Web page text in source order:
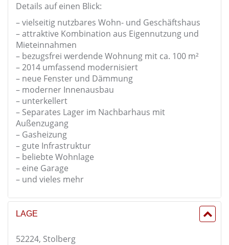
Details auf einen Blick:
– vielseitig nutzbares Wohn- und Geschäftshaus
– attraktive Kombination aus Eigennutzung und
Mieteinnahmen
– bezugsfrei werdende Wohnung mit ca. 100 m²
– 2014 umfassend modernisiert
– neue Fenster und Dämmung
– moderner Innenausbau
– unterkellert
– Separates Lager im Nachbarhaus mit
Außenzugang
– Gasheizung
– gute Infrastruktur
– beliebte Wohnlage
– eine Garage
– und vieles mehr
LAGE
52224, Stolberg